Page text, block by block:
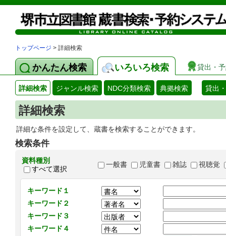
トップページ > 詳細検索
かんたん検索 いろいろ検索 貸出・
詳細検索 ジャンル検索 NDC分類検索 典拠検索 貸出
詳細検索
詳細な条件を設定して、蔵書を検索することができます。
検索条件
資料種別
すべて選択
一般書 児童書 雑誌 視聴覚
キーワード１
キーワード２
キーワード３
キーワード４